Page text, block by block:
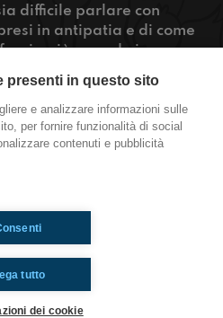
difficile parlare con
in antipatia e di come
più comodo ignorare
presenti in questo sito
e analizzare informazioni sulle
per fornire funzionalità di social
contenuti e pubblicità
tutto
dei cookie